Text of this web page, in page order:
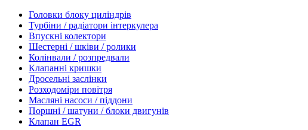
Головки блоку циліндрів
Турбіни / радіатори інтеркулера
Впускні колектори
Шестерні / шківи / ролики
Колінвали / розпредвали
Клапанні кришки
Дросельні заслінки
Розходоміри повітря
Масляні насоси / піддони
Поршні / шатуни / блоки двигунів
Клапан EGR